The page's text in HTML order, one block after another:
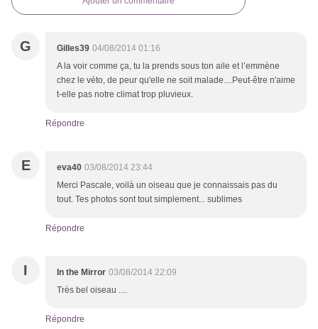
G Gilles39 04/08/2014 01:16
A la voir comme ça, tu la prends sous ton aile et l’emmène
chez le véto, de peur qu'elle ne soit malade....Peut-être n'aime
t-elle pas notre climat trop pluvieux.
Répondre
E eva40 03/08/2014 23:44
Merci Pascale, voilà un oiseau que je connaissais pas du
tout. Tes photos sont tout simplement... sublimes
Répondre
I In the Mirror 03/08/2014 22:09
Très bel oiseau ....
Répondre